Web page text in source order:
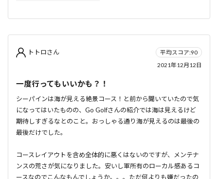
トトロさん
平均スコア:90
2021年12月12日
一度行ってもいいかも？！
シーパインは海が見える絶景コース！と前から聞いていたので気
になってはいたものの、Go Golfさんの紹介では海は見えるけど
期待しすぎるなとのこと。おっしゃる通り海が見えるのは最後の
最後だけでした。
コースレイアウトを含め全体的に悪くはないのですが、メンテナ
ンスの荒さが気になりました。安いし軍所有のローカル感あるコ
ースなのでこんなもんでしょうか。。。ただ何よりも嫌だったの